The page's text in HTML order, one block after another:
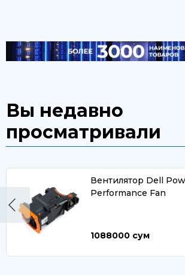
Вы недавно
просматривали
Вентилятор Dell
Performance Fan
1088000 сум